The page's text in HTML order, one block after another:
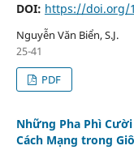
DOI: https://doi.org/
Nguyễn Văn Biển, S.J.
25-41
PDF
Những Pha Phì
Cách Mạng trong